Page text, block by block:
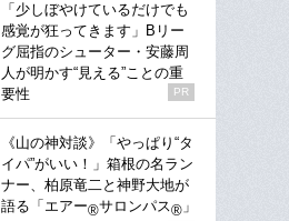
「少しぼやけているだけでも
感覚が狂ってきます」Bリー
グ屈指のシューター・安藤周
人が明かす“見える”ことの重
要性
PR
《山の神対談》「やっぱり“タ
イパ”がいい！」箱根の名ラン
ナー、柏原竜二と神野大地が
語る「エアー®サロンパス® 」